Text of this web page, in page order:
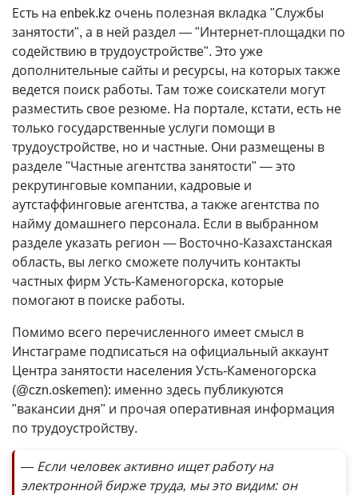
Есть на enbek.kz очень полезная вкладка "Службы
занятости", а в ней раздел — "Интернет-площадки по
содействию в трудоустройстве". Это уже
дополнительные сайты и ресурсы, на которых также
ведется поиск работы. Там тоже соискатели могут
разместить свое резюме. На портале, кстати, есть не
только государственные услуги помощи в
трудоустройстве, но и частные. Они размещены в
разделе "Частные агентства занятости" — это
рекрутинговые компании, кадровые и
аутстаффинговые агентства, а также агентства по
найму домашнего персонала. Если в выбранном
разделе указать регион — Восточно-Казахстанская
область, вы легко сможете получить контакты
частных фирм Усть-Каменогорска, которые
помогают в поиске работы.
Помимо всего перечисленного имеет смысл в
Инстаграме подписаться на официальный аккаунт
Центра занятости населения Усть-Каменогорска
(@czn.oskemen): именно здесь публикуются
"вакансии дня" и прочая оперативная информация
по трудоустройству.
— Если человек активно ищет работу на
электронной бирже труда, мы это видим: он